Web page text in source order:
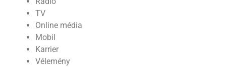
TV
Online média
Mobil
Karrier
Vélemény